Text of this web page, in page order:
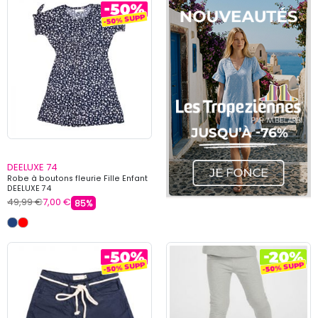
DEELUXE 74
Robe à boutons fleurie Fille Enfant
DEELUXE 74
49,99 €7,00 € 85%